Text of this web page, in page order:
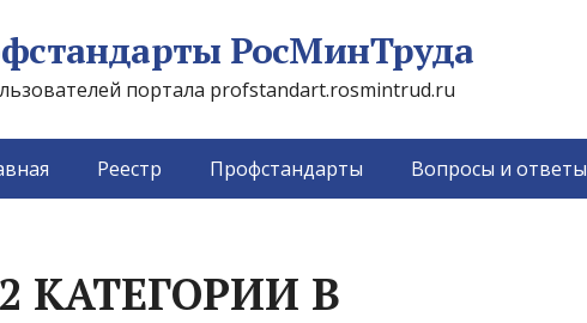
РосМинТруда
портала profstandart.rosmintrud.ru
Реестр Профстандарты Вопросы и ответы
КАТЕГОРИИ В